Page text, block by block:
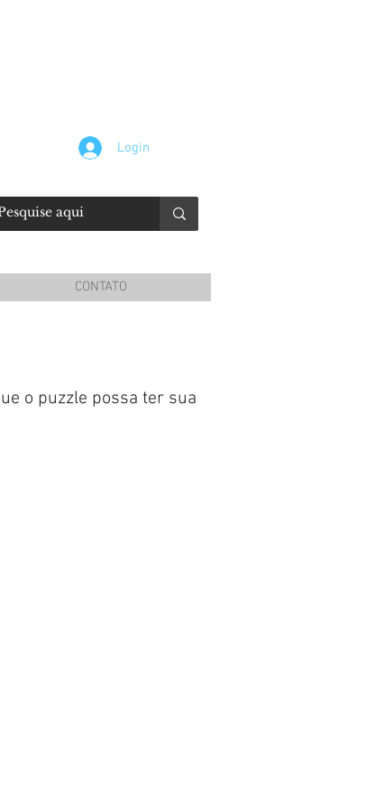
Login
CONTATO
o puzzle possa ter sua